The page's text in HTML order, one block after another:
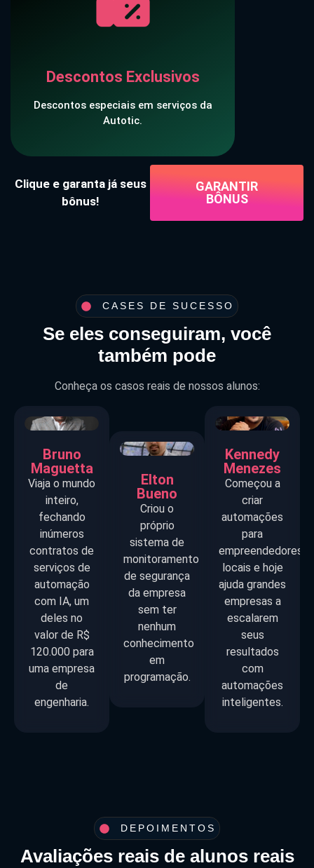
Descontos Exclusivos
Descontos especiais em serviços da
Autotic.
Clique e garanta já seus
bônus!
GARANTIR
BÔNUS
CASES DE SUCESSO
Se eles conseguiram, você
também pode
Conheça os casos reais de nossos alunos:
Bruno
Maguetta
Viaja o mundo
inteiro,
fechando
inúmeros
contratos de
serviços de
automação
com IA, um
deles no
valor de R$
120.000 para
uma empresa
de
engenharia.
Elton
Bueno
Criou o
próprio
sistema de
monitoramento
de segurança
da empresa
sem ter
nenhum
conhecimento
em
programação.
Kennedy
Menezes
Começou a
criar
automações
para
empreendedores
locais e hoje
ajuda grandes
empresas a
escalarem
seus
resultados
com
automações
inteligentes.
DEPOIMENTOS
Avaliações reais de alunos reais